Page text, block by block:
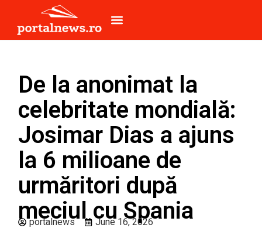
De la anonimat la
celebritate mondială:
Josimar Dias a ajuns
la 6 milioane de
urmăritori după
meciul cu Spania
portalnews June 16, 2026